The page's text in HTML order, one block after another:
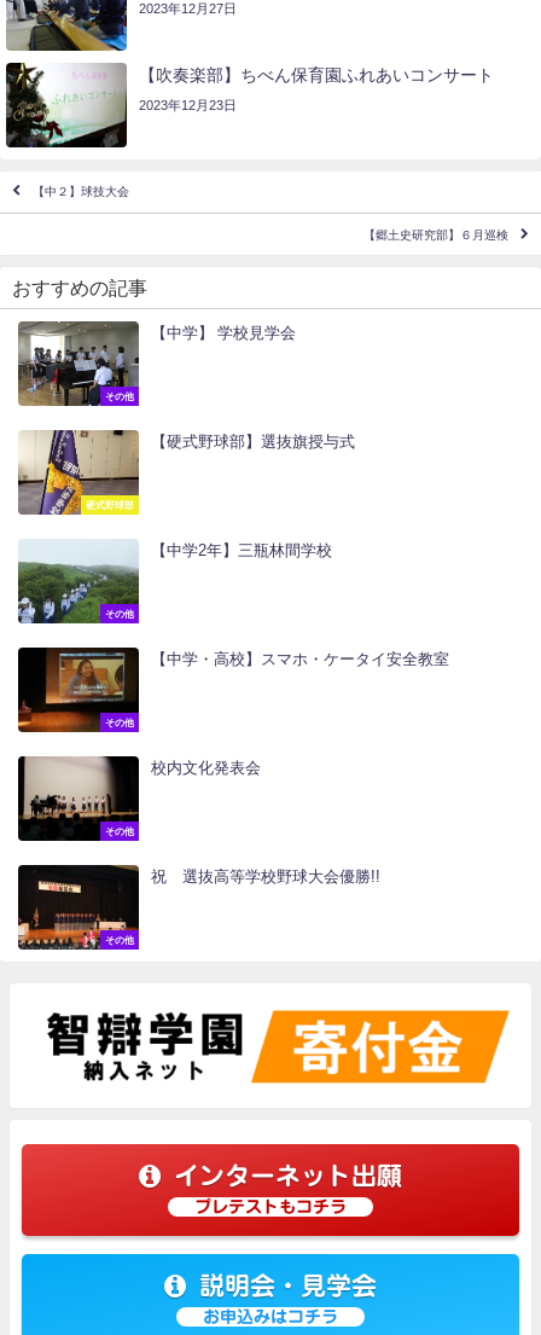
2023年12月27日
【吹奏楽部】ちべん保育園ふれあいコンサート
2023年12月23日
【中２】球技大会
【郷土史研究部】６月巡検
おすすめの記事
その他
【中学】 学校見学会
硬式野球部
【硬式野球部】選抜旗授与式
その他
【中学2年】三瓶林間学校
その他
【中学・高校】スマホ・ケータイ安全教室
その他
校内文化発表会
その他
祝 選抜高等学校野球大会優勝!!
インターネット出願
プレテストもコチラ
説明会・見学会
お申込みはコチラ